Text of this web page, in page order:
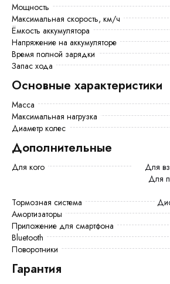
Мощность
Максимальная скорость, км/ч
Ёмкость аккумулятора
Напряжение на аккумуляторе
Время полной зарядки
Запас хода
Основные характеристики
Масса
Максимальная нагрузка
Диаметр колес
Дополнительные
Для кого
Для взрослого, Для курьера,
Для
Тормозная система
Амортизаторы
Приложение для смартфона
Bluetooth
Поворотники
Гарантия